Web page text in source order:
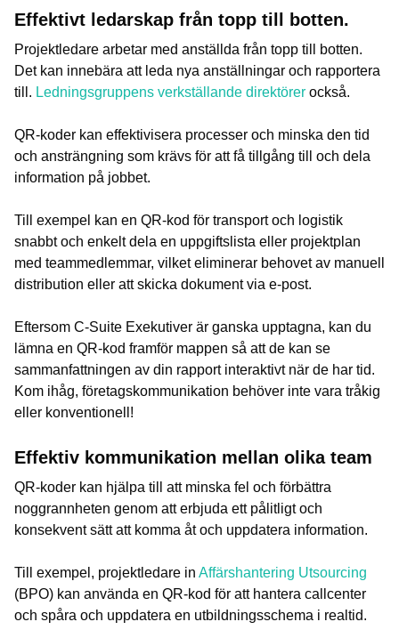
Effektivt ledarskap från topp till botten.
Projektledare arbetar med anställda från topp till botten.
Det kan innebära att leda nya anställningar och rapportera
till. Ledningsgruppens verkställande direktörer också.
QR-koder kan effektivisera processer och minska den tid
och ansträngning som krävs för att få tillgång till och dela
information på jobbet.
Till exempel kan en QR-kod för transport och logistik
snabbt och enkelt dela en uppgiftslista eller projektplan
med teammedlemmar, vilket eliminerar behovet av manuell
distribution eller att skicka dokument via e-post.
Eftersom C-Suite Exekutiver är ganska upptagna, kan du
lämna en QR-kod framför mappen så att de kan se
sammanfattningen av din rapport interaktivt när de har tid.
Kom ihåg, företagskommunikation behöver inte vara tråkig
eller konventionell!
Effektiv kommunikation mellan olika team
QR-koder kan hjälpa till att minska fel och förbättra
noggrannheten genom att erbjuda ett pålitligt och
konsekvent sätt att komma åt och uppdatera information.
Till exempel, projektledare in Affärshantering Utsourcing
(BPO) kan använda en QR-kod för att hantera callcenter
och spåra och uppdatera en utbildningsschema i realtid.